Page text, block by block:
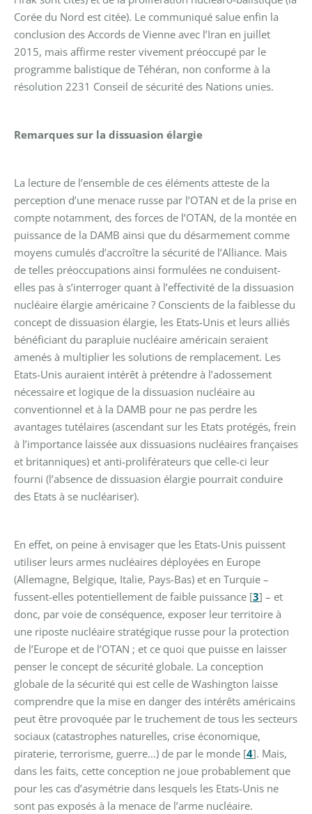
Corée du Nord est citée). Le communiqué salue enfin la
conclusion des Accords de Vienne avec l’Iran en juillet
2015, mais affirme rester vivement préoccupé par le
programme balistique de Téhéran, non conforme à la
résolution 2231 Conseil de sécurité des Nations unies.
Remarques sur la dissuasion élargie
La lecture de l’ensemble de ces éléments atteste de la
perception d’une menace russe par l’OTAN et de la prise en
compte notamment, des forces de l’OTAN, de la montée en
puissance de la DAMB ainsi que du désarmement comme
moyens cumulés d’accroître la sécurité de l’Alliance. Mais
de telles préoccupations ainsi formulées ne conduisent-
elles pas à s’interroger quant à l’effectivité de la dissuasion
nucléaire élargie américaine ? Conscients de la faiblesse du
concept de dissuasion élargie, les Etats-Unis et leurs alliés
bénéficiant du parapluie nucléaire américain seraient
amenés à multiplier les solutions de remplacement. Les
Etats-Unis auraient intérêt à prétendre à l’adossement
nécessaire et logique de la dissuasion nucléaire au
conventionnel et à la DAMB pour ne pas perdre les
avantages tutélaires (ascendant sur les Etats protégés, frein
à l’importance laissée aux dissuasions nucléaires françaises
et britanniques) et anti-proliférateurs que celle-ci leur
fourni (l’absence de dissuasion élargie pourrait conduire
des Etats à se nucléariser).
En effet, on peine à envisager que les Etats-Unis puissent
utiliser leurs armes nucléaires déployées en Europe
(Allemagne, Belgique, Italie, Pays-Bas) et en Turquie –
fussent-elles potentiellement de faible puissance [3] – et
donc, par voie de conséquence, exposer leur territoire à
une riposte nucléaire stratégique russe pour la protection
de l’Europe et de l’OTAN ; et ce quoi que puisse en laisser
penser le concept de sécurité globale. La conception
globale de la sécurité qui est celle de Washington laisse
comprendre que la mise en danger des intérêts américains
peut être provoquée par le truchement de tous les secteurs
sociaux (catastrophes naturelles, crise économique,
piraterie, terrorisme, guerre…) de par le monde [4]. Mais,
dans les faits, cette conception ne joue probablement que
pour les cas d’asymétrie dans lesquels les Etats-Unis ne
sont pas exposés à la menace de l’arme nucléaire.